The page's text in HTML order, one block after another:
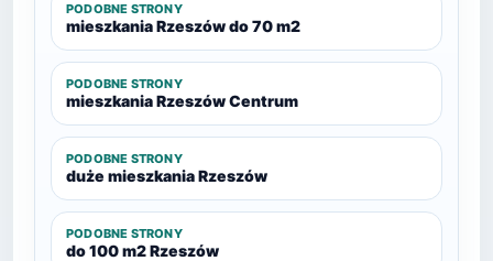
PODOBNE STRONY
mieszkania Rzeszów do 70 m2
PODOBNE STRONY
mieszkania Rzeszów Centrum
PODOBNE STRONY
duże mieszkania Rzeszów
PODOBNE STRONY
do 100 m2 Rzeszów